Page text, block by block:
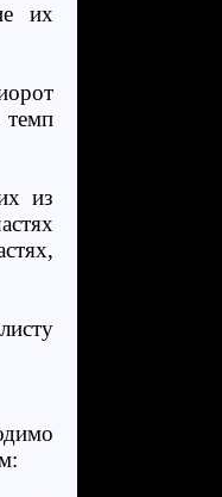
их
темп
из